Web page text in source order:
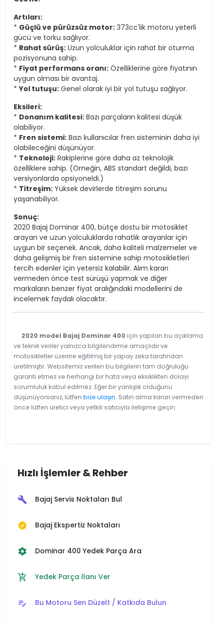
Artıları:
* Güçlü ve pürüzsüz motor: 373cc'lik motoru yeterli
gücü ve torku sağlıyor.
* Rahat sürüş: Uzun yolculuklar için rahat bir oturma
pozisyonuna sahip.
* Fiyat performans oranı: Özelliklerine göre fiyatının
uygun olması bir avantaj.
*Yol tutuşu: Genel olarak iyi bir yol tutuşu sağlıyor.
Eksileri:
* Donanım kalitesi: Bazı parçaların kalitesi düşük
olabiliyor.
* Fren sistemi: Bazı kullanıcılar fren sisteminin daha iyi
olabileceğini düşünüyor.
* Teknoloji: Rakiplerine göre daha az teknolojik
özelliklere sahip. (Örneğin, ABS standart değildi, bazı
versiyonlarda opsiyoneldi.)
* Titreşim: Yüksek devirlerde titreşim sorunu
yaşanabiliyor.
Sonuç:
2020 Bajaj Dominar 400, bütçe dostu bir motosiklet
arayan ve uzun yolculuklarda rahatlık arayanlar için
uygun bir seçenek. Ancak, daha kaliteli malzemeler ve
daha gelişmiş bir fren sistemine sahip motosikletleri
tercih edenler için yetersiz kalabilir. Alım kararı
vermeden önce test sürüşü yapmak ve diğer
markaların benzer fiyat aralığındaki modellerini de
incelemek faydalı olacaktır.
2020 model Bajaj Dominar 400 için yapılan bu açıklama
ve teknik veriler yalnızca bilgilendirme amaçlıdır ve
motosikletler üzerine eğitilmiş bir yapay zeka tarafından
üretilmiştir. Websitemiz verilen bu bilgilerin tam doğruluğu
garanti etmez ve herhangi bir hata veya eksiklikten dolayı
sorumluluk kabul edilmez. Eğer bir yanlışlık olduğunu
düşünüyorsanız, lütfen bize ulaşın. Satın alma kararı vermeden
önce lütfen üretici veya yetkili satıcıyla iletişime geçin.
Hızlı İşlemler & Rehber
build Bajaj Servis Noktaları Bul
verified Bajaj Ekspertiz Noktaları
settings Dominar 400 Yedek Parça Ara
add_shopping_cart Yedek Parça İlanı Ver
edit_note Bu Motoru Sen Düzelt / Katkıda Bulun